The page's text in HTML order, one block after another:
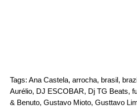
Tags: Ana Castela, arrocha, brasil,
Aurélio, DJ ESCOBAR, Dj TG Beats,
& Benuto, Gustavo Mioto, Gusttavo